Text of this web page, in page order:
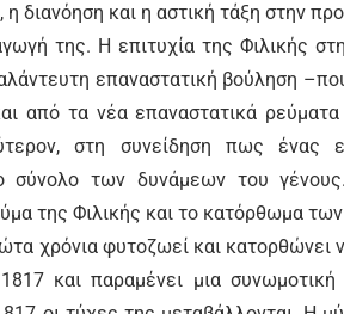
διανόηση και η αστική τάξη στην
της. Η επιτυχία της Φιλικής
επαναστατική βούληση
από τα νέα επαναστατικά
στη συνείδηση πως ένας
σύνολο των δυνάμεων του
της Φιλικής και το κατόρθωμα
χρόνια φυτοζωεί και
και παραμένει μια